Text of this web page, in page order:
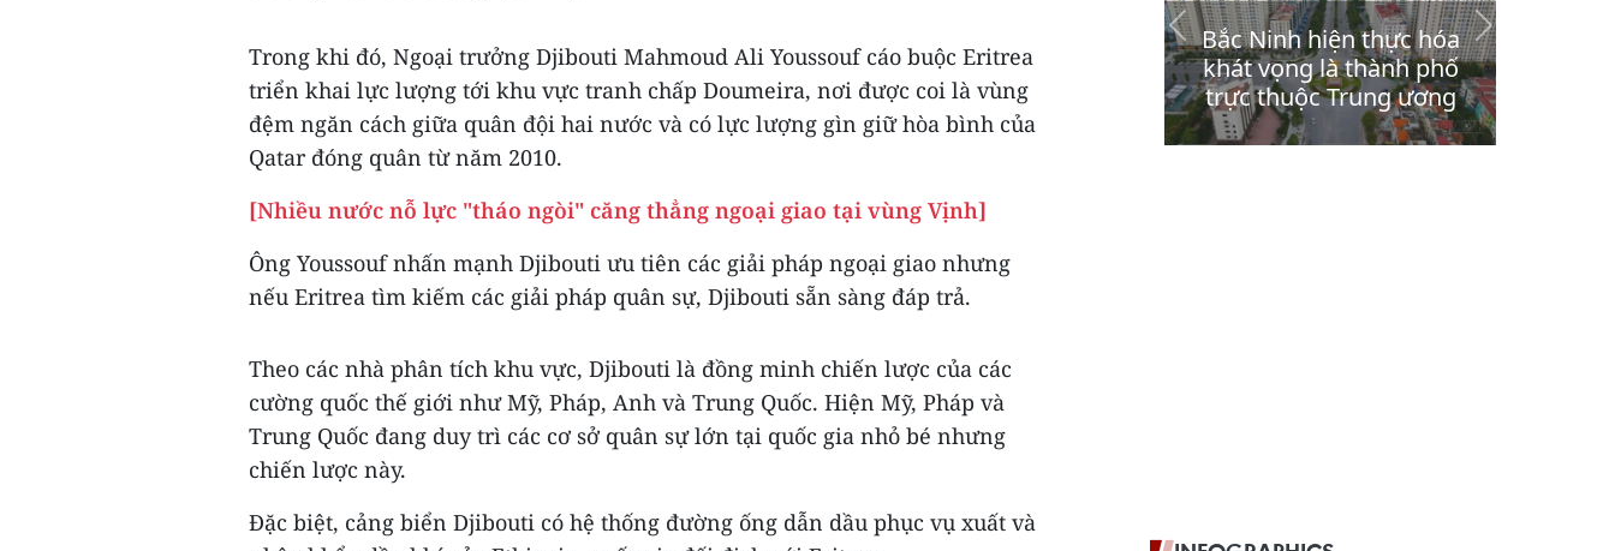
Trong khi đó, Ngoại trưởng Djibouti Mahmoud Ali Youssouf cáo buộc Eritrea
triển khai lực lượng tới khu vực tranh chấp Doumeira, nơi được coi là vùng
đệm ngăn cách giữa quân đội hai nước và có lực lượng gìn giữ hòa bình của
Qatar đóng quân từ năm 2010.
[Nhiều nước nỗ lực "tháo ngòi" căng thẳng ngoại giao tại vùng Vịnh]
Ông Youssouf nhấn mạnh Djibouti ưu tiên các giải pháp ngoại giao nhưng
nếu Eritrea tìm kiếm các giải pháp quân sự, Djibouti sẵn sàng đáp trả.
Theo các nhà phân tích khu vực, Djibouti là đồng minh chiến lược của các
cường quốc thế giới như Mỹ, Pháp, Anh và Trung Quốc. Hiện Mỹ, Pháp và
Trung Quốc đang duy trì các cơ sở quân sự lớn tại quốc gia nhỏ bé nhưng
chiến lược này.
Đặc biệt, cảng biển Djibouti có hệ thống đường ống dẫn dầu phục vụ xuất và